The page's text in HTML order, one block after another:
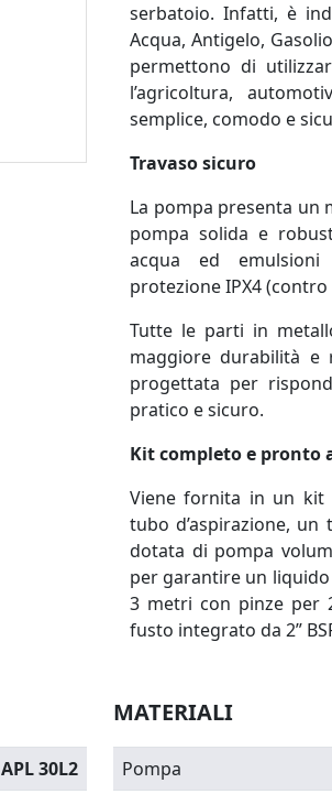
serbatoio. Infatti, è
Acqua, Antigelo,
permettono di
l’agricoltura,
semplice, comodo e
Travaso sicuro
La pompa presenta un
pompa solida e
acqua ed
protezioneIPX4
Tutte le parti in
maggiore durabilità e
progettata per
pratico e sicuro.
Kit completo e pronto
Viene fornita in un kit
tubo d’aspirazione, un
dotata di pompa
per garantire un
3 metri con pinze per
fusto integrato da 2”
APL 30L2
MATERIALI
Pompa